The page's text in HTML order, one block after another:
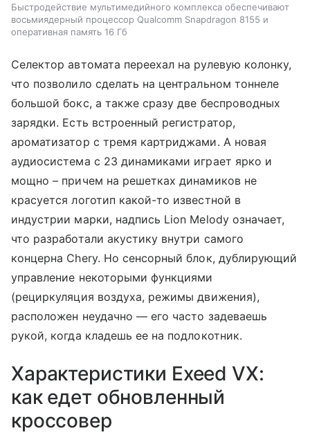
Быстродействие мультимедийного комплекса обеспечивают
восьмиядерный процессор Qualcomm Snapdragon 8155 и
оперативная память 16 Гб
Селектор автомата переехал на рулевую колонку,
что позволило сделать на центральном тоннеле
большой бокс, а также сразу две беспроводных
зарядки. Есть встроенный регистратор,
ароматизатор с тремя картриджами. А новая
аудиосистема с 23 динамиками играет ярко и
мощно – причем на решетках динамиков не
красуется логотип какой-то известной в
индустрии марки, надпись Lion Melody означает,
что разработали акустику внутри самого
концерна Chery. Но сенсорный блок, дублирующий
управление некоторыми функциями
(рециркуляция воздуха, режимы движения),
расположен неудачно — его часто задеваешь
рукой, когда кладешь ее на подлокотник.
Характеристики Exeed VX:
как едет обновленный
кроссовер